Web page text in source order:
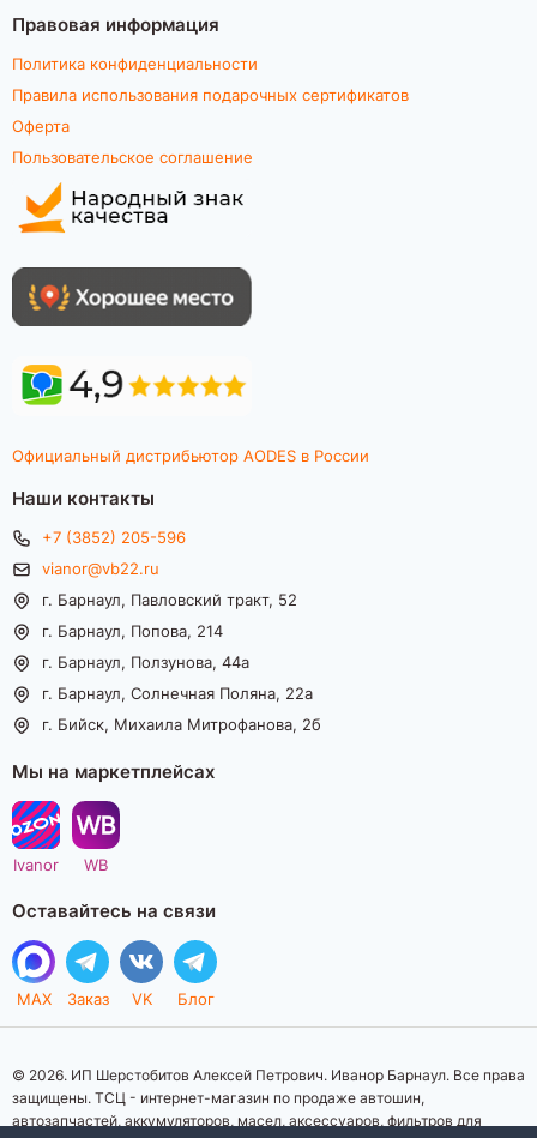
Правовая информация
Политика конфиденциальности
Правила использования подарочных сертификатов
Оферта
Пользовательское соглашение
Официальный дистрибьютор AODES в России
Наши контакты
+7 (3852) 205-596
vianor@vb22.ru
г. Барнаул, Павловский тракт, 52
г. Барнаул, Попова, 214
г. Барнаул, Ползунова, 44а
г. Барнаул, Солнечная Поляна, 22а
г. Бийск, Михаила Митрофанова, 2б
Мы на маркетплейсах
Ivanor WB
Оставайтесь на связи
MAX Заказ VK Блог
© 2026. ИП Шерстобитов Алексей Петрович. Иванор Барнаул. Все права
защищены. ТСЦ - интернет-магазин по продаже автошин,
автозапчастей, аккумуляторов, масел, аксессуаров, фильтров для